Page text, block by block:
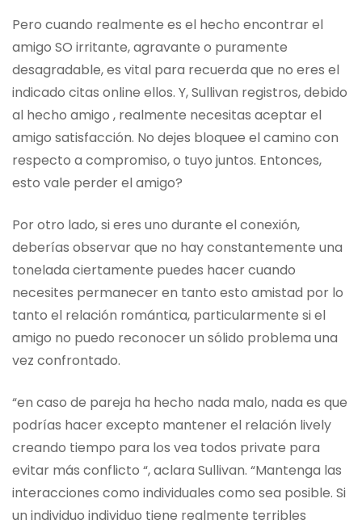
Pero cuando realmente es el hecho encontrar el
amigo SO irritante, agravante o puramente
desagradable, es vital para recuerda que no eres el
indicado citas online ellos. Y, Sullivan registros, debido
al hecho amigo , realmente necesitas aceptar el
amigo satisfacción. No dejes bloquee el camino con
respecto a compromiso, o tuyo juntos. Entonces,
esto vale perder el amigo?
Por otro lado, si eres uno durante el conexión,
deberías observar que no hay constantemente una
tonelada ciertamente puedes hacer cuando
necesites permanecer en tanto esto amistad por lo
tanto el relación romántica, particularmente si el
amigo no puedo reconocer un sólido problema una
vez confrontado.
“en caso de pareja ha hecho nada malo, nada es que
podrías hacer excepto mantener el relación lively
creando tiempo para los vea todos private para
evitar más conflicto “, aclara Sullivan. “Mantenga las
interacciones como individuales como sea posible. Si
un individuo individuo tiene realmente terribles